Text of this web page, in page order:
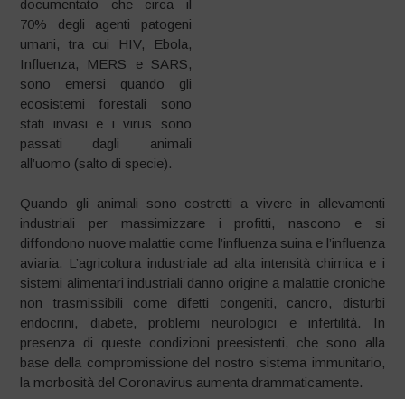
documentato che circa il
70% degli agenti patogeni
umani, tra cui HIV, Ebola,
Influenza, MERS e SARS,
sono emersi quando gli
ecosistemi forestali sono
stati invasi e i virus sono
passati dagli animali
all’uomo (salto di specie).
Quando gli animali sono costretti a vivere in allevamenti
industriali per massimizzare i profitti, nascono e si
diffondono nuove malattie come l’influenza suina e l’influenza
aviaria. L’agricoltura industriale ad alta intensità chimica e i
sistemi alimentari industriali danno origine a malattie croniche
non trasmissibili come difetti congeniti, cancro, disturbi
endocrini, diabete, problemi neurologici e infertilità. In
presenza di queste condizioni preesistenti, che sono alla
base della compromissione del nostro sistema immunitario,
la morbosità del Coronavirus aumenta drammaticamente.